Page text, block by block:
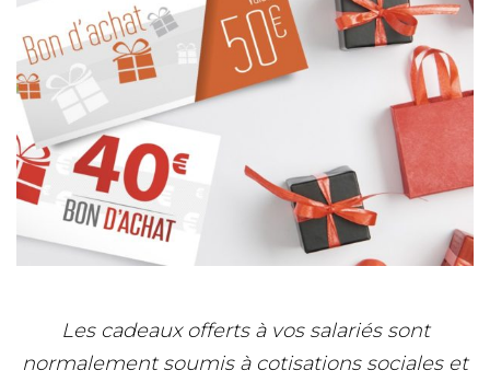
Les cadeaux offerts à vos salariés sont
normalement soumis à cotisations sociales et